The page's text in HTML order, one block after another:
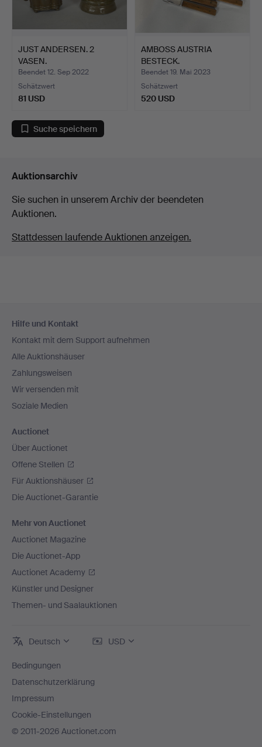
JUST ANDERSEN. 2
VASEN.
Beendet 12. Sep 2022
Schätzwert
81 USD
AMBOSS AUSTRIA
BESTECK.
Beendet 19. Mai 2023
Schätzwert
520 USD
Suche speichern
Auktionsarchiv
Sie suchen in unserem Archiv der beendeten
Auktionen.
Stattdessen laufende Auktionen anzeigen.
Navigation
Hilfe und Kontakt
Kontakt mit dem Support aufnehmen
Alle Auktionshäuser
Zahlungsweisen
Wir versenden mit
Soziale Medien
Auctionet
Über Auctionet
Offene Stellen
Für Auktionshäuser
Die Auctionet-Garantie
Mehr von Auctionet
Auctionet Magazine
Die Auctionet-App
Auctionet Academy
Künstler und Designer
Themen- und Saalauktionen
Deutsch USD
Bedingungen
Datenschutzerklärung
Impressum
Cookie-Einstellungen
© 2011-2026 Auctionet.com